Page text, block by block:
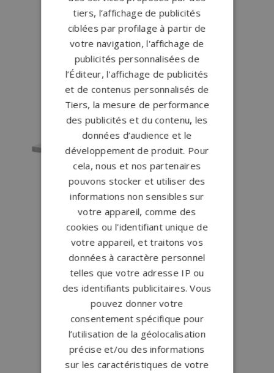
tiers, l’affichage de publicités
ciblées par profilage à partir de
votre navigation, l'affichage de
publicités personnalisées de
l’Éditeur, l'affichage de publicités
et de contenus personnalisés de
Tiers, la mesure de performance
des publicités et du contenu, les
données d’audience et le
développement de produit. Pour
cela, nous et nos partenaires
pouvons stocker et utiliser des
informations non sensibles sur
votre appareil, comme des
cookies ou l'identifiant unique de
votre appareil, et traitons vos
données à caractère personnel
telles que votre adresse IP ou
des identifiants publicitaires. Vous
pouvez donner votre
consentement spécifique pour
l’utilisation de la géolocalisation
précise et/ou des informations
sur les caractéristiques de votre